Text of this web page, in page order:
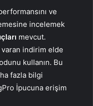
ve
incelemek
mevcut.
indirim elde
kullanın. Bu
fazla bilgi
İpucuna erişim